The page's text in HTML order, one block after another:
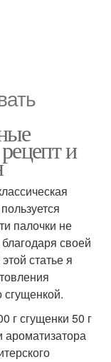
и
палочки не
своей
статье я
г сгущенки 50 г
ароматизатора